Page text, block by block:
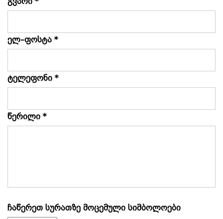
ელ–ფოსტა *
ტელეფონი *
წერილი *
ჩაწერეთ სურათზე მოცემული სიმბოლოები